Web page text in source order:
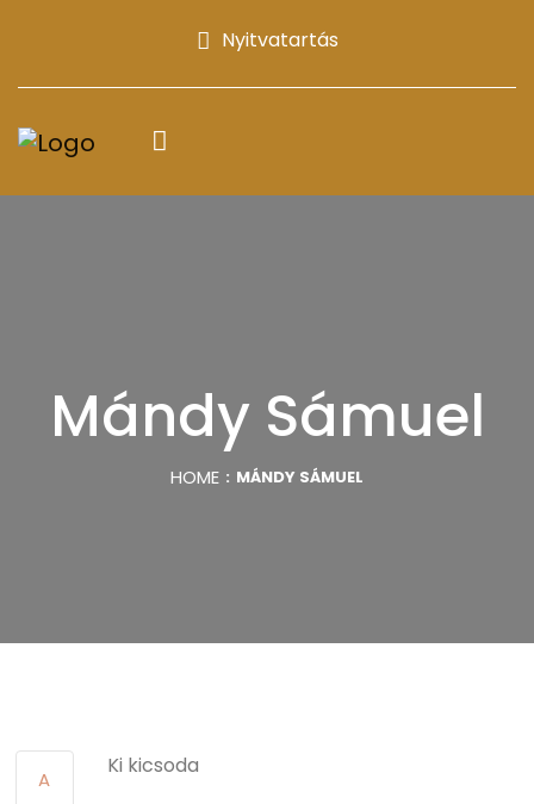
Nyitvatartás
Mándy Sámuel
HOME MÁNDY SÁMUEL
A
Ki kicsoda